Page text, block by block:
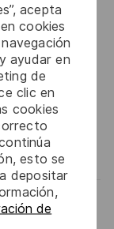
acepta
cookies
ayudar en
de
clic en
cookies
esto se
depositar
de
meilleur